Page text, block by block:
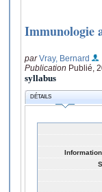
Immunologie
parVray, Bernard
Publication Publié,
syllabus
DÉTAILS